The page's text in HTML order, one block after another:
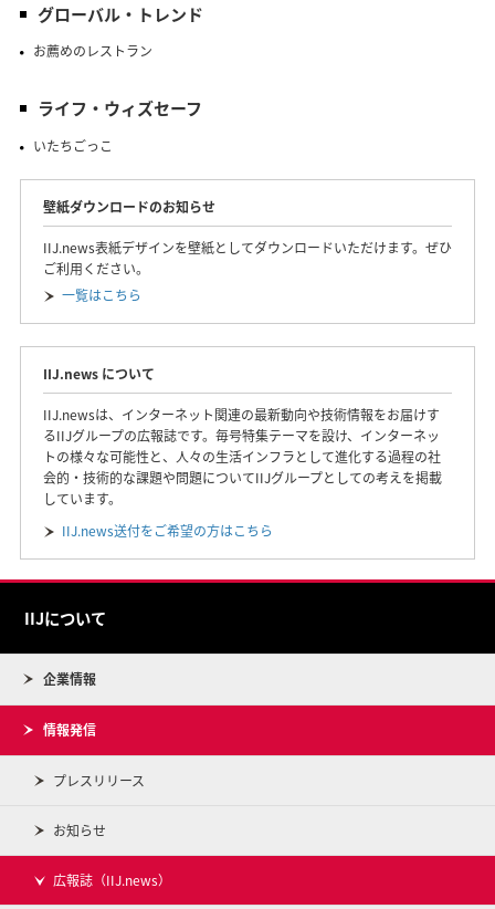
グローバル・トレンド
お薦めのレストラン
ライフ・ウィズセーフ
いたちごっこ
壁紙ダウンロードのお知らせ
IIJ.news表紙デザインを壁紙としてダウンロードいただけます。ぜひ
ご利用ください。
一覧はこちら
IIJ.news について
IIJ.newsは、インターネット関連の最新動向や技術情報をお届けす
るIIJグループの広報誌です。毎号特集テーマを設け、インターネッ
トの様々な可能性と、人々の生活インフラとして進化する過程の社
会的・技術的な課題や問題についてIIJグループとしての考えを掲載
しています。
IIJ.news送付をご希望の方はこちら
IIJについて
企業情報
情報発信
プレスリリース
お知らせ
広報誌（IIJ.news）